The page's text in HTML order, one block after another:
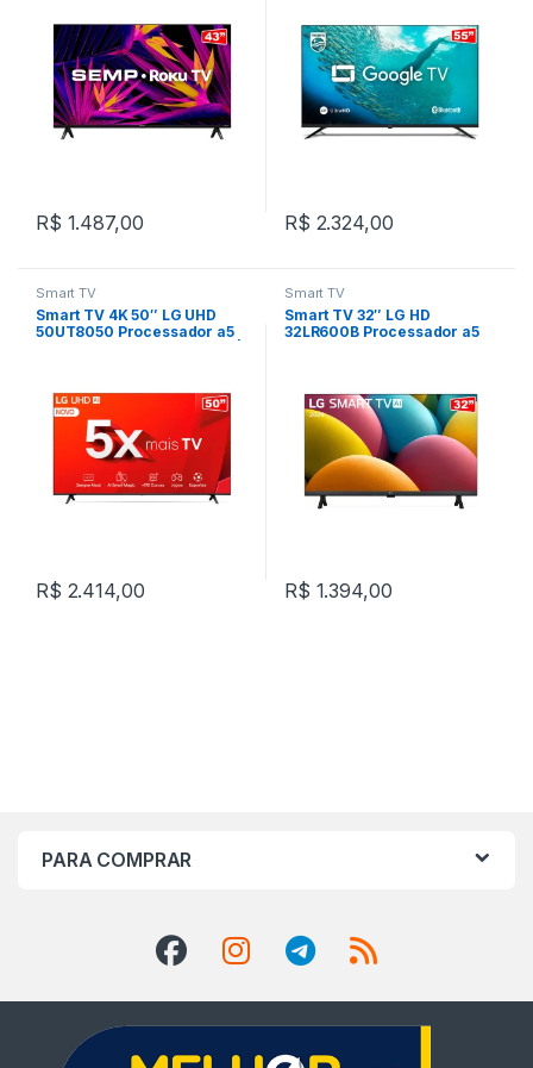
R$ 1.487,00 R$ 2.324,00
Smart TV
Smart TV 4K 50″ LG UHD
50UT8050 Processador a5
R$ 2.414,00
Smart TV
Smart TV 32″ LG HD
32LR600B Processador a5
Smart Magic
R$ 1.394,00
PARA COMPRAR